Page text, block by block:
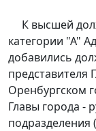
К высшей
категории "А"
добавились
представителя
Оренбургском
Главы города -
подразделения